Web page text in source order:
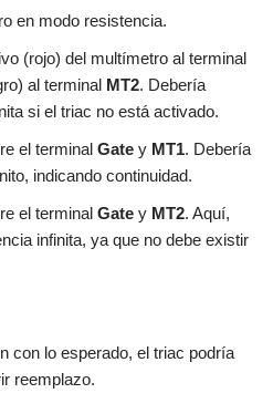
en modo resistencia.
(rojo) del multímetro al terminal
al terminal MT2. Debería
si el triac no está activado.
el terminal Gate y MT1. Debería
indicando continuidad.
el terminal Gate y MT2. Aquí,
infinita, ya que no debe existir
con lo esperado, el triac podría
reemplazo.